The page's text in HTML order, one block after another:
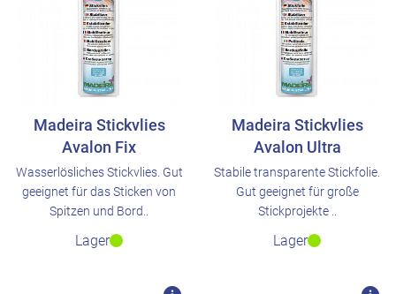
Madeira Stickvlies
Avalon Fix
Wasserlösliches Stickvlies. Gut
geeignet für das Sticken von
Spitzen und Bord..
Lager
Madeira Stickvlies
Avalon Ultra
Stabile transparente Stickfolie.
Gut geeignet für große
Stickprojekte ..
Lager